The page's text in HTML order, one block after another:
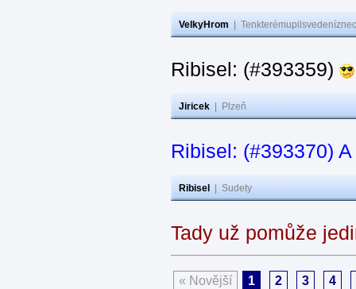
VelkyHrom
Ribisel: (#393359)
Jiricek Plzeň
Ribisel: (#393370)
Ribisel Sudety
Tady už pomůže
« Novější 1 2 3 4